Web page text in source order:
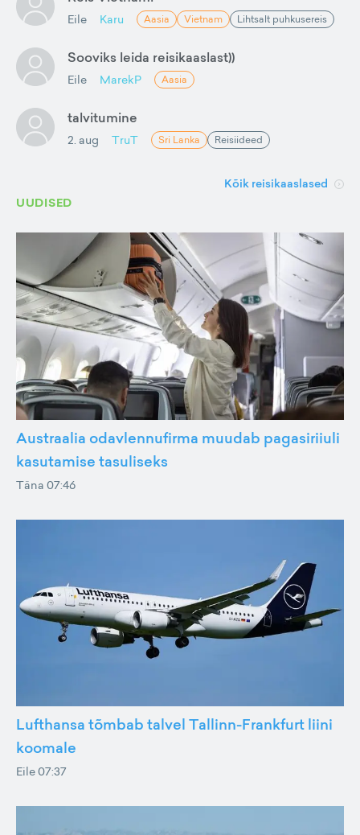
Eile Karu Aasia Vietnam Lihtsalt puhkusereis
Sooviks leida reisikaaslast))
Eile MarekP Aasia
talvitumine
2. aug TruT Sri Lanka Reisiideed
Kõik reisikaaslased
UUDISED
Austraalia odavlennufirma muudab pagasiriiuli
kasutamise tasuliseks
Täna 07:46
Lufthansa tõmbab talvel Tallinn-Frankfurt liini
koomale
Eile 07:37